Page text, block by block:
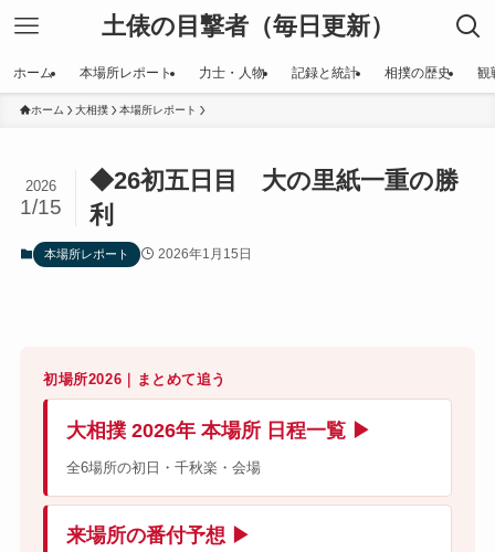
土俵の目撃者（毎日更新）
ホーム 本場所レポート 力士・人物 記録と統計 相撲の歴史 観
ホーム 大相撲 本場所レポート
◆26初五日目 大の里紙一重の勝
利
2026
1/15
本場所レポート 2026年1月15日
初場所2026｜まとめて追う
大相撲 2026年 本場所 日程一覧 ▶
全6場所の初日・千秋楽・会場
来場所の番付予想 ▶